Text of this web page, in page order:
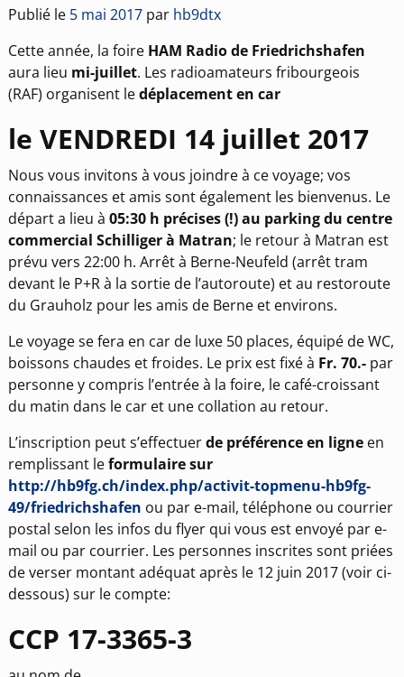
Publié le 5 mai 2017 par hb9dtx
Cette année, la foire HAM Radio de Friedrichshafen
aura lieu mi-juillet. Les radioamateurs fribourgeois
(RAF) organisent ledéplacement en car
le VENDREDI 14 juillet 2017
Nous vous invitons à vous joindre à ce voyage; vos
connaissances et amis sont également les bienvenus. Le
départ a lieu à 05:30 h précises (!) au parking du centre
commercial Schilliger à Matran; le retour à Matran est
prévu vers 22:00 h. Arrêt à Berne-Neufeld (arrêt tram
devant le P+R à la sortie de l’autoroute) et au restoroute
du Grauholz pour les amis de Berne et environs.
Le voyage se fera en car de luxe 50 places, équipé de WC,
boissons chaudes et froides. Le prix est fixé à Fr. 70.-par
personne y compris l’entrée à la foire, le café-croissant
du matin dans le car et une collation au retour.
L’inscription peut s’effectuerde préférence en ligneen
remplissant leformulaire sur
http://hb9fg.ch/index.php/activit-topmenu-hb9fg-
49/friedrichshafen ou par e-mail, téléphone ou courrier
postal selon les infos du flyer qui vous est envoyé par e-
mail ou par courrier. Les personnes inscrites sont priées
de verser montant adéquat après le 12 juin 2017 (voir ci-
dessous) sur le compte:
CCP 17-3365-3